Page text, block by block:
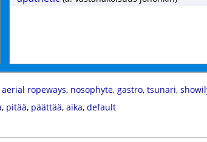
aerial ropeways, nosophyte, gastro, tsunari,
, pitää, päättää, aika, default